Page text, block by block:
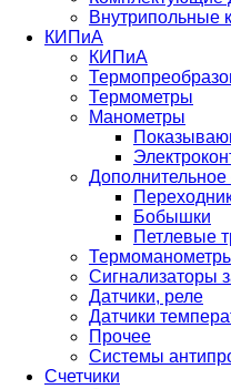
Внутрипольные
КИПиА
КИПиА
Термометры
Манометры
Бобышки
Петлевые
Сигнализаторы
Датчики, реле
Датчики
Прочее
Системы
Счетчики